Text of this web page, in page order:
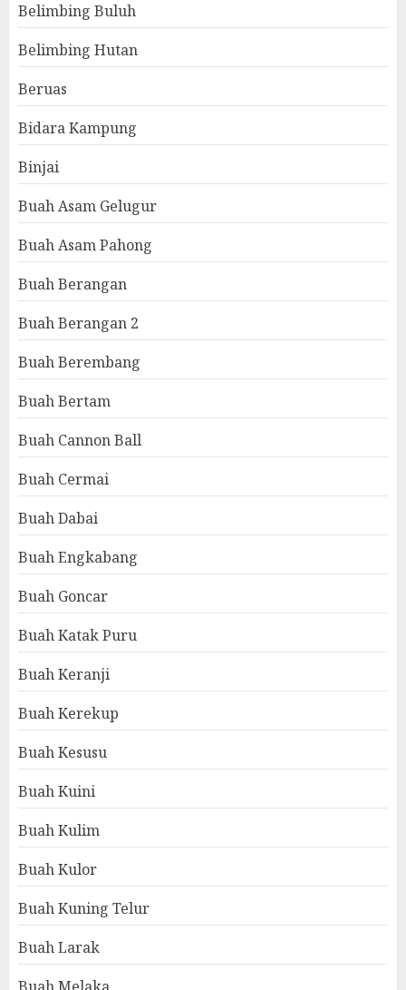
Belimbing Buluh
Belimbing Hutan
Beruas
Bidara Kampung
Binjai
Buah Asam Gelugur
Buah Asam Pahong
Buah Berangan
Buah Berangan 2
Buah Berembang
Buah Bertam
Buah Cannon Ball
Buah Cermai
Buah Dabai
Buah Engkabang
Buah Goncar
Buah Katak Puru
Buah Keranji
Buah Kerekup
Buah Kesusu
Buah Kuini
Buah Kulim
Buah Kulor
Buah Kuning Telur
Buah Larak